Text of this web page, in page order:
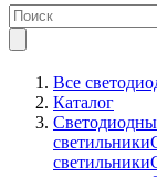
Все
Каталог
светильники
светильники